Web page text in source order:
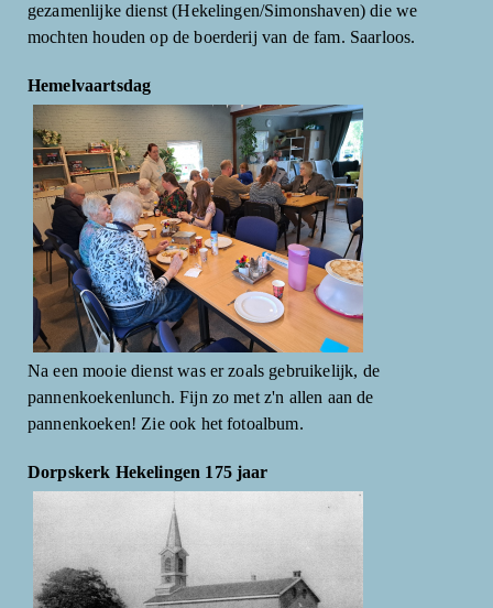
gezamenlijke dienst (Hekelingen/Simonshaven) die we
mochten houden op de boerderij van de fam. Saarloos.
Hemelvaartsdag
Na een mooie dienst was er zoals gebruikelijk, de
pannenkoekenlunch. Fijn zo met z'n allen aan de
pannenkoeken! Zie ook het fotoalbum.
Dorpskerk Hekelingen 175 jaar